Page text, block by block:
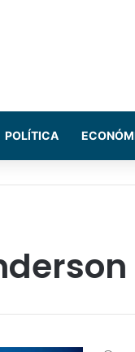
POLÍTICA